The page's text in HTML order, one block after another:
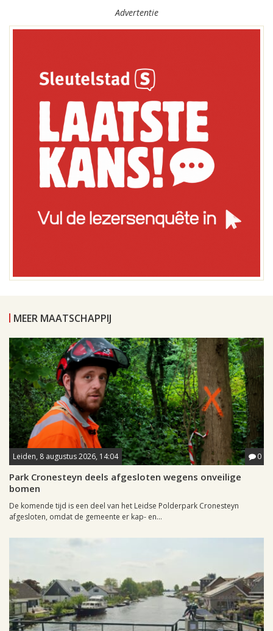
Advertentie
MEER MAATSCHAPPIJ
Leiden, 8 augustus 2026, 14:04 0
Park Cronesteyn deels afgesloten wegens onveilige
bomen
De komende tijd is een deel van het Leidse Polderpark Cronesteyn
afgesloten, omdat de gemeente er kap- en...